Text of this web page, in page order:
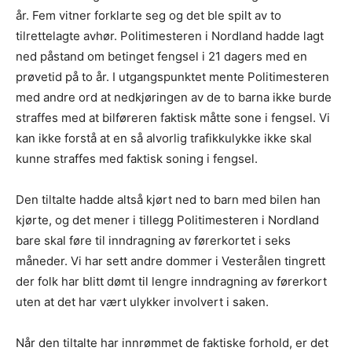
år. Fem vitner forklarte seg og det ble spilt av to
tilrettelagte avhør. Politimesteren i Nordland hadde lagt
ned påstand om betinget fengsel i 21 dagers med en
prøvetid på to år. I utgangspunktet mente Politimesteren
med andre ord at nedkjøringen av de to barna ikke burde
straffes med at bilføreren faktisk måtte sone i fengsel. Vi
kan ikke forstå at en så alvorlig trafikkulykke ikke skal
kunne straffes med faktisk soning i fengsel.
Den tiltalte hadde altså kjørt ned to barn med bilen han
kjørte, og det mener i tillegg Politimesteren i Nordland
bare skal føre til inndragning av førerkortet i seks
måneder. Vi har sett andre dommer i Vesterålen tingrett
der folk har blitt dømt til lengre inndragning av førerkort
uten at det har vært ulykker involvert i saken.
Når den tiltalte har innrømmet de faktiske forhold, er det